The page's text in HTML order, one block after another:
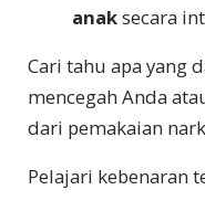
anaksecara
Cari tahu apa yang
mencegah Anda
dari pemakaian
Pelajari kebenaran